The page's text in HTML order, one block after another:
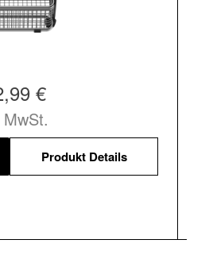
€
Produkt Details